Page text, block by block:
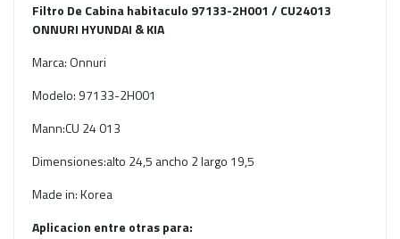
‎Filtro De Cabina habitaculo 97133-2H001 / CU24013
‎ONNURI HYUNDAI & KIA
Marca: ‎Onnuri
Modelo: 97133-2H001
‎Mann:CU 24 013
Dimensiones:alto 24,5 ancho 2 largo 19,5
Made in: Korea
Aplicacion entre otras para: